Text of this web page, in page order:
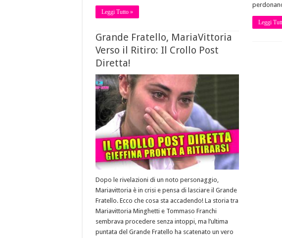
Leggi Tutto »
Leggi
Grande Fratello, MariaVittoria
Verso il Ritiro: Il Crollo Post
Diretta!
Dopo le rivelazioni di un noto personaggio,
Mariavittoria è in crisi e pensa di lasciare il Grande
Fratello. Ecco che cosa sta accadendo! La storia tra
Mariavittoria Minghetti e Tommaso Franchi
sembrava procedere senza intoppi, ma l’ultima
puntata del Grande Fratello ha scatenato un vero